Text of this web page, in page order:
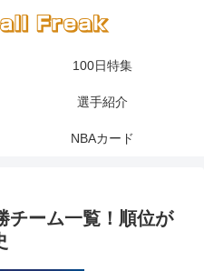
100日特集
選手紹介
NBAカード
チーム一覧！順位が